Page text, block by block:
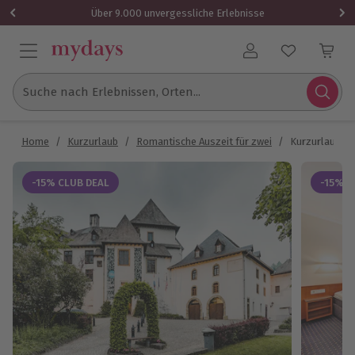
Über 9.000 unvergessliche Erlebnisse
Benutzerkonto
Suche nach Erlebnissen, Orten...
Home / Kurzurlaub / Romantische Auszeit für zwei / Kurzurlaub
-15% CLUB DEAL -15%